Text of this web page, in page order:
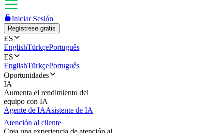
Iniciar Sesión
Regístrese gratis
ES
EnglishTürkçePortuguês
ES
EnglishTürkçePortuguês
Oportunidades
IA
Aumenta el rendimiento del
equipo con IA
Agente de IAAsistente de IA
Atención al cliente
Crea una experiencia de atención al